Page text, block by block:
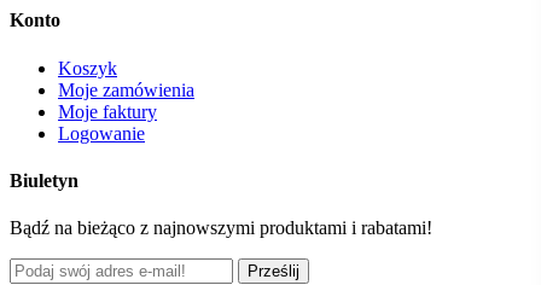
Konto
Koszyk
Moje zamówienia
Moje faktury
Logowanie
Biuletyn
Bądź na bieżąco z najnowszymi produktami i rabatami!
Prześlij